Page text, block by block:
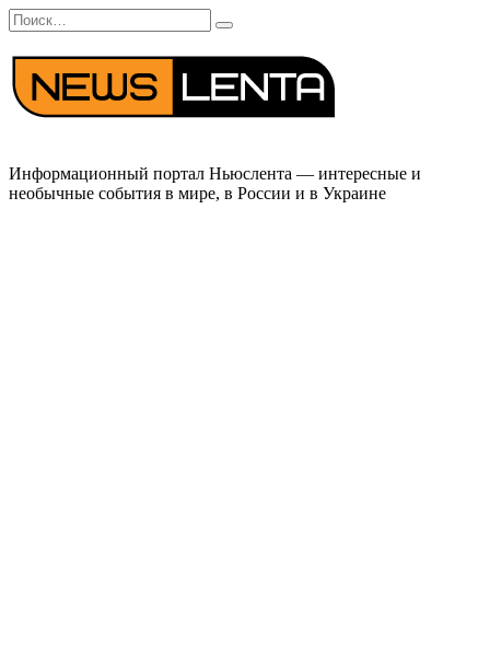
Перейти
к
содержанию
Search
for:
Информационный портал Ньюслента — интересные и
необычные события в мире, в России и в Украине